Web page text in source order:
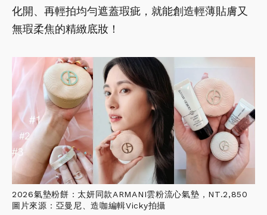
化開、再輕拍均勻遮蓋瑕疵，就能創造輕薄貼膚又
無瑕柔焦的精緻底妝！
2026氣墊粉餅：太妍同款ARMANI雲粉流心氣墊，NT.2,850
圖片來源：亞曼尼、造咖編輯Vicky拍攝